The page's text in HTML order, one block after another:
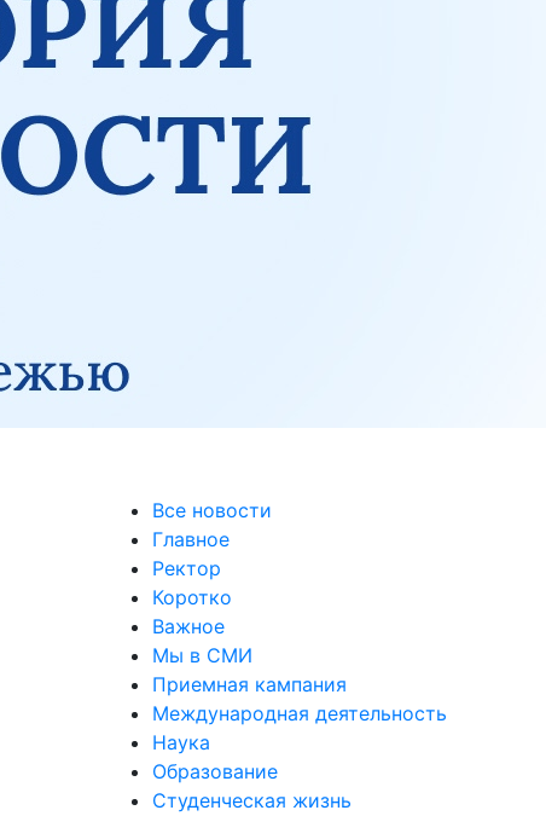
Все новости
Главное
Ректор
Коротко
Важное
Мы в СМИ
Приемная кампания
Международная деятельность
Наука
Образование
Студенческая жизнь